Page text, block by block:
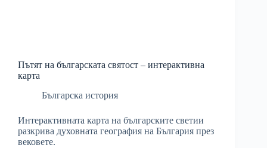
Пътят на българската святост – интерактивна
карта
Българска история
Интерактивната карта на българските светии
разкрива духовната география на България през
вековете.